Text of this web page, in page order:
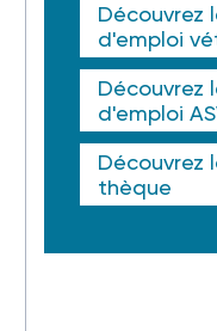
Découvrez
d'emploi
Découvrez
d'emploi
Découvrez
thèque